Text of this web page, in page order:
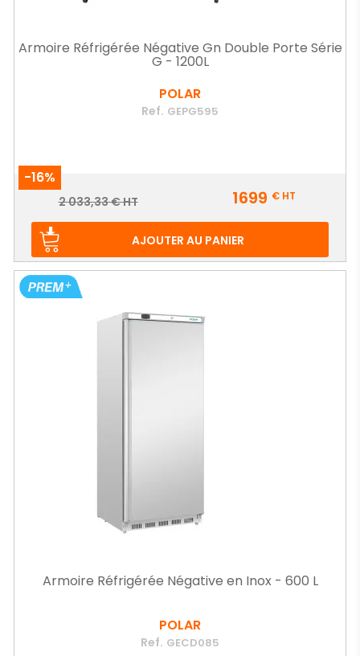
Armoire Réfrigérée Négative Gn Double Porte Série
G - 1200L
POLAR
Ref. GEPG595
-16%
Prix
Prix
2 033,33 € HT 1699 €HT
AJOUTER AU PANIER
Armoire Réfrigérée Négative en Inox - 600 L
POLAR
Ref. GECD085